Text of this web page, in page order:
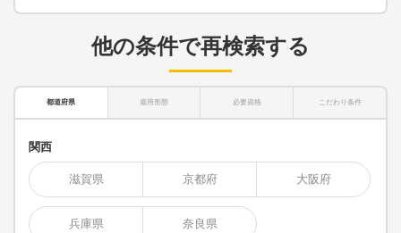
他の条件で再検索する
都道府県 雇用形態 必要資格 こだわり条件
関西
滋賀県 京都府 大阪府
兵庫県 奈良県